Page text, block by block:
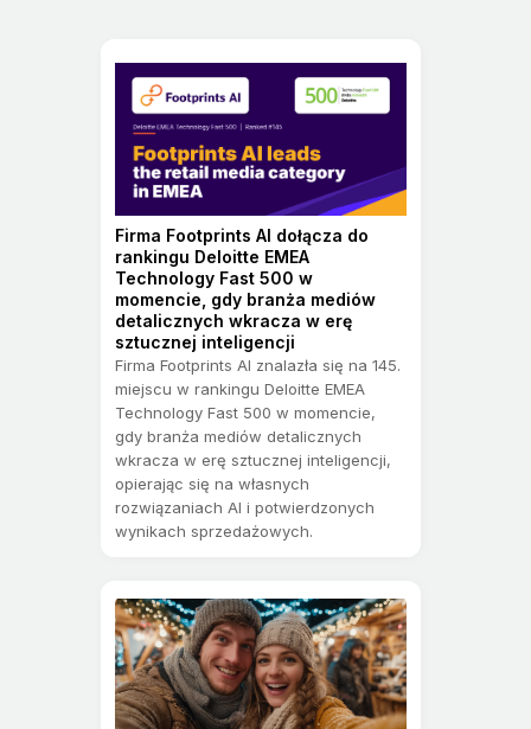
Firma Footprints AI dołącza do
rankingu Deloitte EMEA
Technology Fast 500 w
momencie, gdy branża mediów
detalicznych wkracza w erę
sztucznej inteligencji
Firma Footprints AI znalazła się na 145.
miejscu w rankingu Deloitte EMEA
Technology Fast 500 w momencie,
gdy branża mediów detalicznych
wkracza w erę sztucznej inteligencji,
opierając się na własnych
rozwiązaniach AI i potwierdzonych
wynikach sprzedażowych.